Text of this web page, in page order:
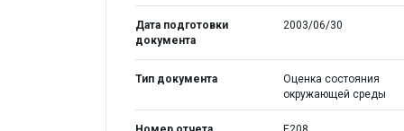
Дата подготовки
документа
2003/06/30
Тип документа
Оценка состояния
окружающей среды